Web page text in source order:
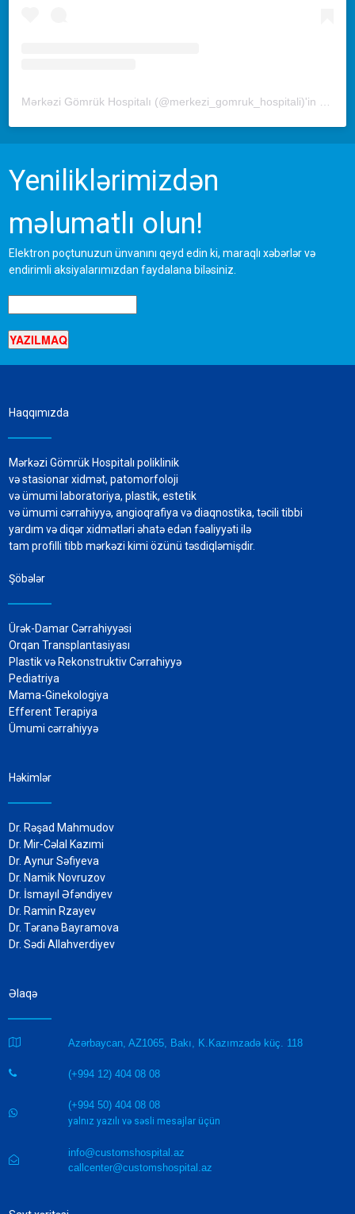
Yeniliklərimizdən
məlumatlı olun!
Elektron poçtunuzun ünvanını qeyd edin ki, maraqlı xəbərlər və
endirimli aksiyalarımızdan faydalana biləsiniz.
Haqqımızda
Mərkəzi Gömrük Hospitalı poliklinik
və stasionar xidmət, patomorfoloji
və ümumi laboratoriya, plastik, estetik
və ümumi cərrahiyyə, angioqrafiya və diaqnostika, təcili tibbi
yardım və diqər xidmətləri əhatə edən fəaliyyəti ilə
tam profilli tibb mərkəzi kimi özünü təsdiqləmişdir.
Şöbələr
Ürək-Damar Cərrahiyyəsi
Orqan Transplantasiyası
Plastik və Rekonstruktiv Cərrahiyyə
Pediatriya
Mama-Ginekologiya
Efferent Terapiya
Ümumi cərrahiyyə
Həkimlər
Dr. Rəşad Mahmudov
Dr. Mir-Cəlal Kazımi
Dr. Aynur Səfiyeva
Dr. Namik Novruzov
Dr. İsmayıl Əfəndiyev
Dr. Ramin Rzayev
Dr. Təranə Bayramova
Dr. Sədi Allahverdiyev
Əlaqə
 Azərbaycan, AZ1065, Bakı, K.Kazımzadə küç. 118
 (+994 12) 404 08 08

(+994 50) 404 08 08
yalnız yazılı və səsli mesajlar üçün

info@customshospital.az
callcenter@customshospital.az